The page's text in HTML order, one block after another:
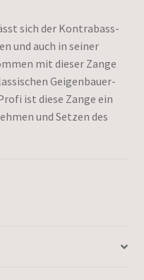
sich der Kontrabass-
und auch in seiner
mit dieser Zange
Geigenbauer-
ist diese Zange ein
und Setzen des